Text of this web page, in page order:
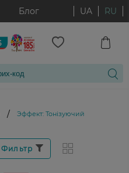
Блог UA RU
/ Эффект: Тонізуючий
Фильтр